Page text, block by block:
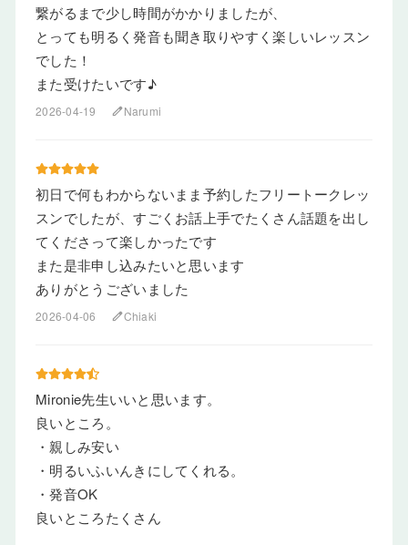
繋がるまで少し時間がかかりましたが、
とっても明るく発音も聞き取りやすく楽しいレッスン
でした！
また受けたいです♪
2026-04-19 editNarumi
初日で何もわからないまま予約したフリートークレッ
スンでしたが、すごくお話上手でたくさん話題を出し
てくださって楽しかったです
また是非申し込みたいと思います
ありがとうございました
2026-04-06 editChiaki
Mironie先生いいと思います。
良いところ。
・親しみ安い
・明るいふいんきにしてくれる。
・発音OK
良いところたくさん